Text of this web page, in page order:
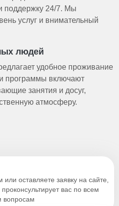
поддержку 24/7. Мы
услуг и внимательный
людей
удобное проживание
программы включают
занятия и досуг,
атмосферу.
оставляете заявку на сайте,
вас по всем
вопросам